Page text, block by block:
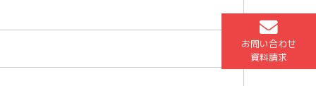
お問い合わせ
資料請求